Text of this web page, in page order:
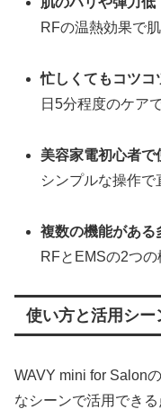
RFの温熱効果で
忙しくてもコツコ
日5分程度のケア
美容家電初心者
シンプルな操作
複数の機能がある
RFとEMSの2つ
使い方と活用シー
WAVY mini for Salon
なシーンで活用できる